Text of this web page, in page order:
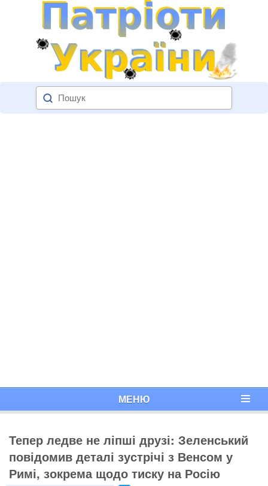
МЕНЮ
Тепер ледве не ліпші друзі: Зеленський
повідомив деталі зустрічі з Венсом у
Римі, зокрема щодо тиску на Росію